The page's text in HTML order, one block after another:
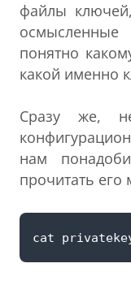
файлы
понятно
какой именно
Сразу же,
нам
прочитать